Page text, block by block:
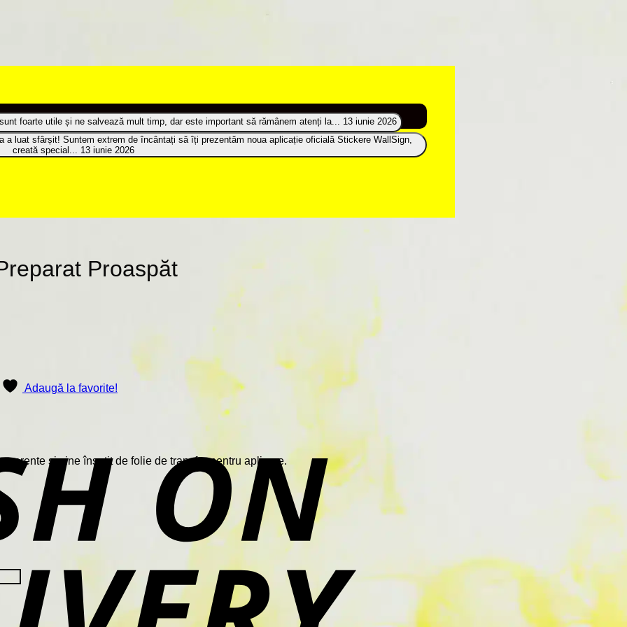
foarte utile și ne salvează mult timp, dar este important să rămânem atenți la... 13 iunie 2026
a luat sfârșit! Suntem extrem de încântați să îți prezentăm noua aplicație oficială Stickere WallSign,
creată special... 13 iunie 2026
Proaspăt
Adaugă la favorite!
și vine însoțit de folie de transfer pentru aplicare.